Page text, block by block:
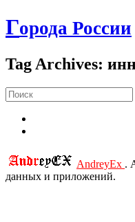
Города России
Tag Archives:
AndreyEx .
данных и приложений.